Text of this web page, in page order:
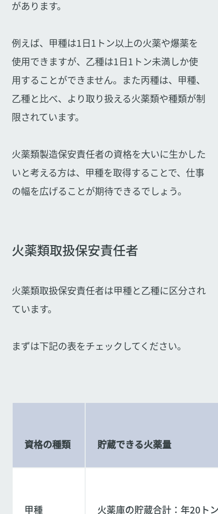
があります。
例えば、甲種は1日1トン以上の火薬や爆薬を
使用できますが、乙種は1日1トン未満しか使
用することができません。また丙種は、甲種、
乙種と比べ、より取り扱える火薬類や種類が制
限されています。
火薬類製造保安責任者の資格を大いに生かした
いと考える方は、甲種を取得することで、仕事
の幅を広げることが期待できるでしょう。
火薬類取扱保安責任者
火薬類取扱保安責任者は甲種と乙種に区分され
ています。
まずは下記の表をチェックしてください。
資格の種類 貯蔵できる火薬量
甲種 火薬庫の貯蔵合計：年20ト